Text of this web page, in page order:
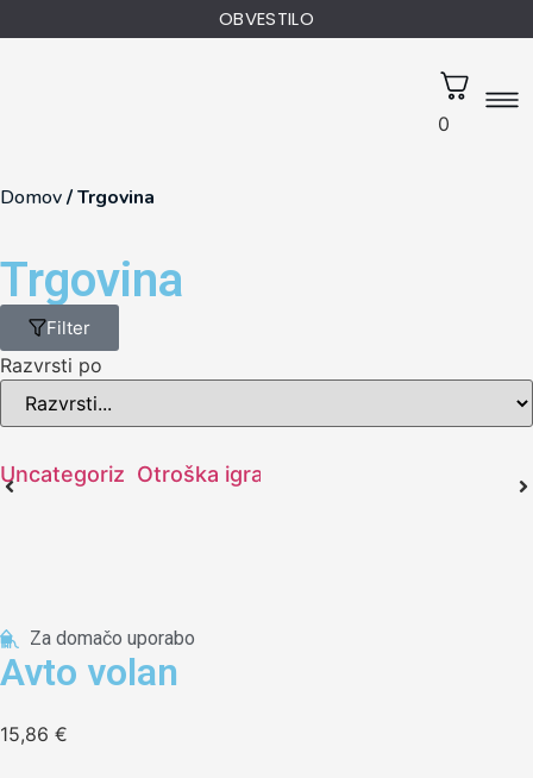
OBVESTILO
0
Domov/Trgovina
Trgovina
Filter
Razvrsti po
UncategorizedOtroška igrala
Za domačo uporabo
Avto volan
15,86 €